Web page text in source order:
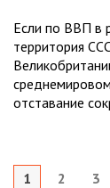
Если по ВВП в
территория
отставание
1 2 3